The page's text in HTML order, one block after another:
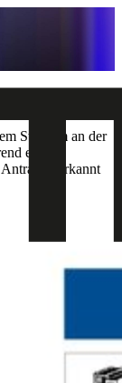
Studium an der
eines
anerkannt